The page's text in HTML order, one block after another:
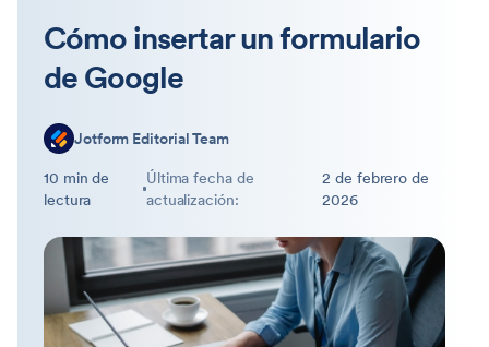
Cómo insertar un formulario
de Google
Jotform Editorial Team
10 min de
lectura
Última fecha de
actualización:
2 de febrero de
2026